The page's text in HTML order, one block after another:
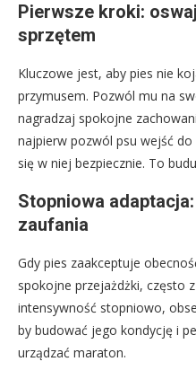
Pierwsze kroki:
sprzętem
Kluczowe jest, aby pies nie
przymusem. Pozwól mu na
nagradzaj spokojne
najpierw pozwól psu wejść
się w niej bezpiecznie. To
Stopniowa
zaufania
Gdy pies zaakceptuje
spokojne przejażdżki, często
intensywność stopniowo,
by budować jego kondycję i
urządzać maraton.